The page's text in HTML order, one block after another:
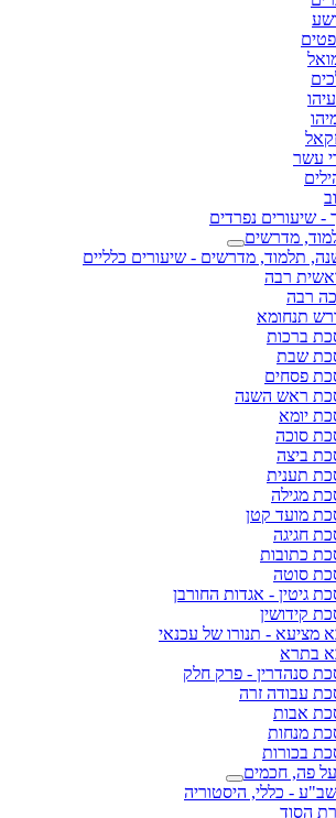
עשר
- שיעורים נפרדים
מדרשים
תלמוד, מדרשים - שיעורים כלליים
רבה
רבה
תנחומא
ברכות
שבת
פסחים
ראש השנה
יומא
סוכה
ביצה
תענית
מגילה
מועד קטן
חגיגה
כתובות
סוטה
גיטין - אגדות החורבן
קידושין
מציעא - תנורו של עכנאי
בתרא
סנהדרין - פרק חלק
עבודה זרה
אבות
מנחות
בכורות
פה, חכמים
- כללי, היסטוריה
הסוד